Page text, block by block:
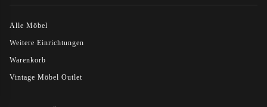
Alle Möbel
Weitere Einrichtungen
Warenkorb
Vintage Möbel Outlet